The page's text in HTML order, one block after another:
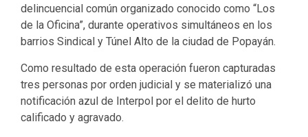
delincuencial común organizado conocido como “Los
de la Oficina”, durante operativos simultáneos en los
barrios Sindical y Túnel Alto de la ciudad de Popayán.
Como resultado de esta operación fueron capturadas
tres personas por orden judicial y se materializó una
notificación azul de Interpol por el delito de hurto
calificado y agravado.